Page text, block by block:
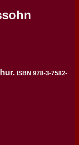
ISBN 978-3-7582-